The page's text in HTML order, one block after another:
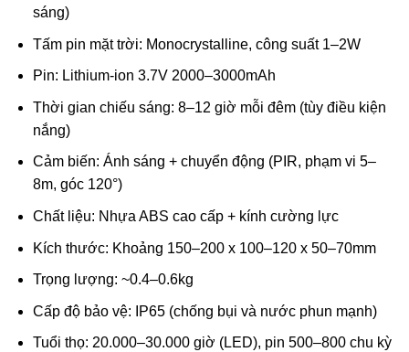
sáng)
Tấm pin mặt trời: Monocrystalline, công suất 1–2W
Pin: Lithium-ion 3.7V 2000–3000mAh
Thời gian chiếu sáng: 8–12 giờ mỗi đêm (tùy điều kiện
nắng)
Cảm biến: Ánh sáng + chuyển động (PIR, phạm vi 5–
8m, góc 120°)
Chất liệu: Nhựa ABS cao cấp + kính cường lực
Kích thước: Khoảng 150–200 x 100–120 x 50–70mm
Trọng lượng: ~0.4–0.6kg
Cấp độ bảo vệ: IP65 (chống bụi và nước phun mạnh)
Tuổi thọ: 20.000–30.000 giờ (LED), pin 500–800 chu kỳ